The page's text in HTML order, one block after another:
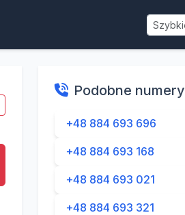
Podobne numery
+48 884 693 696
+48 884 693 168
+48 884 693 021
+48 884 693 321